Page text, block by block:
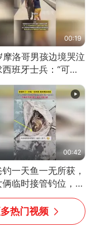
00:19
摩洛哥男孩边境哭泣
西班牙士兵：“可不
00:42
一天鱼一无所获，
俩临时接管钓位，用
鱼竿钓上大鱼
热门视频